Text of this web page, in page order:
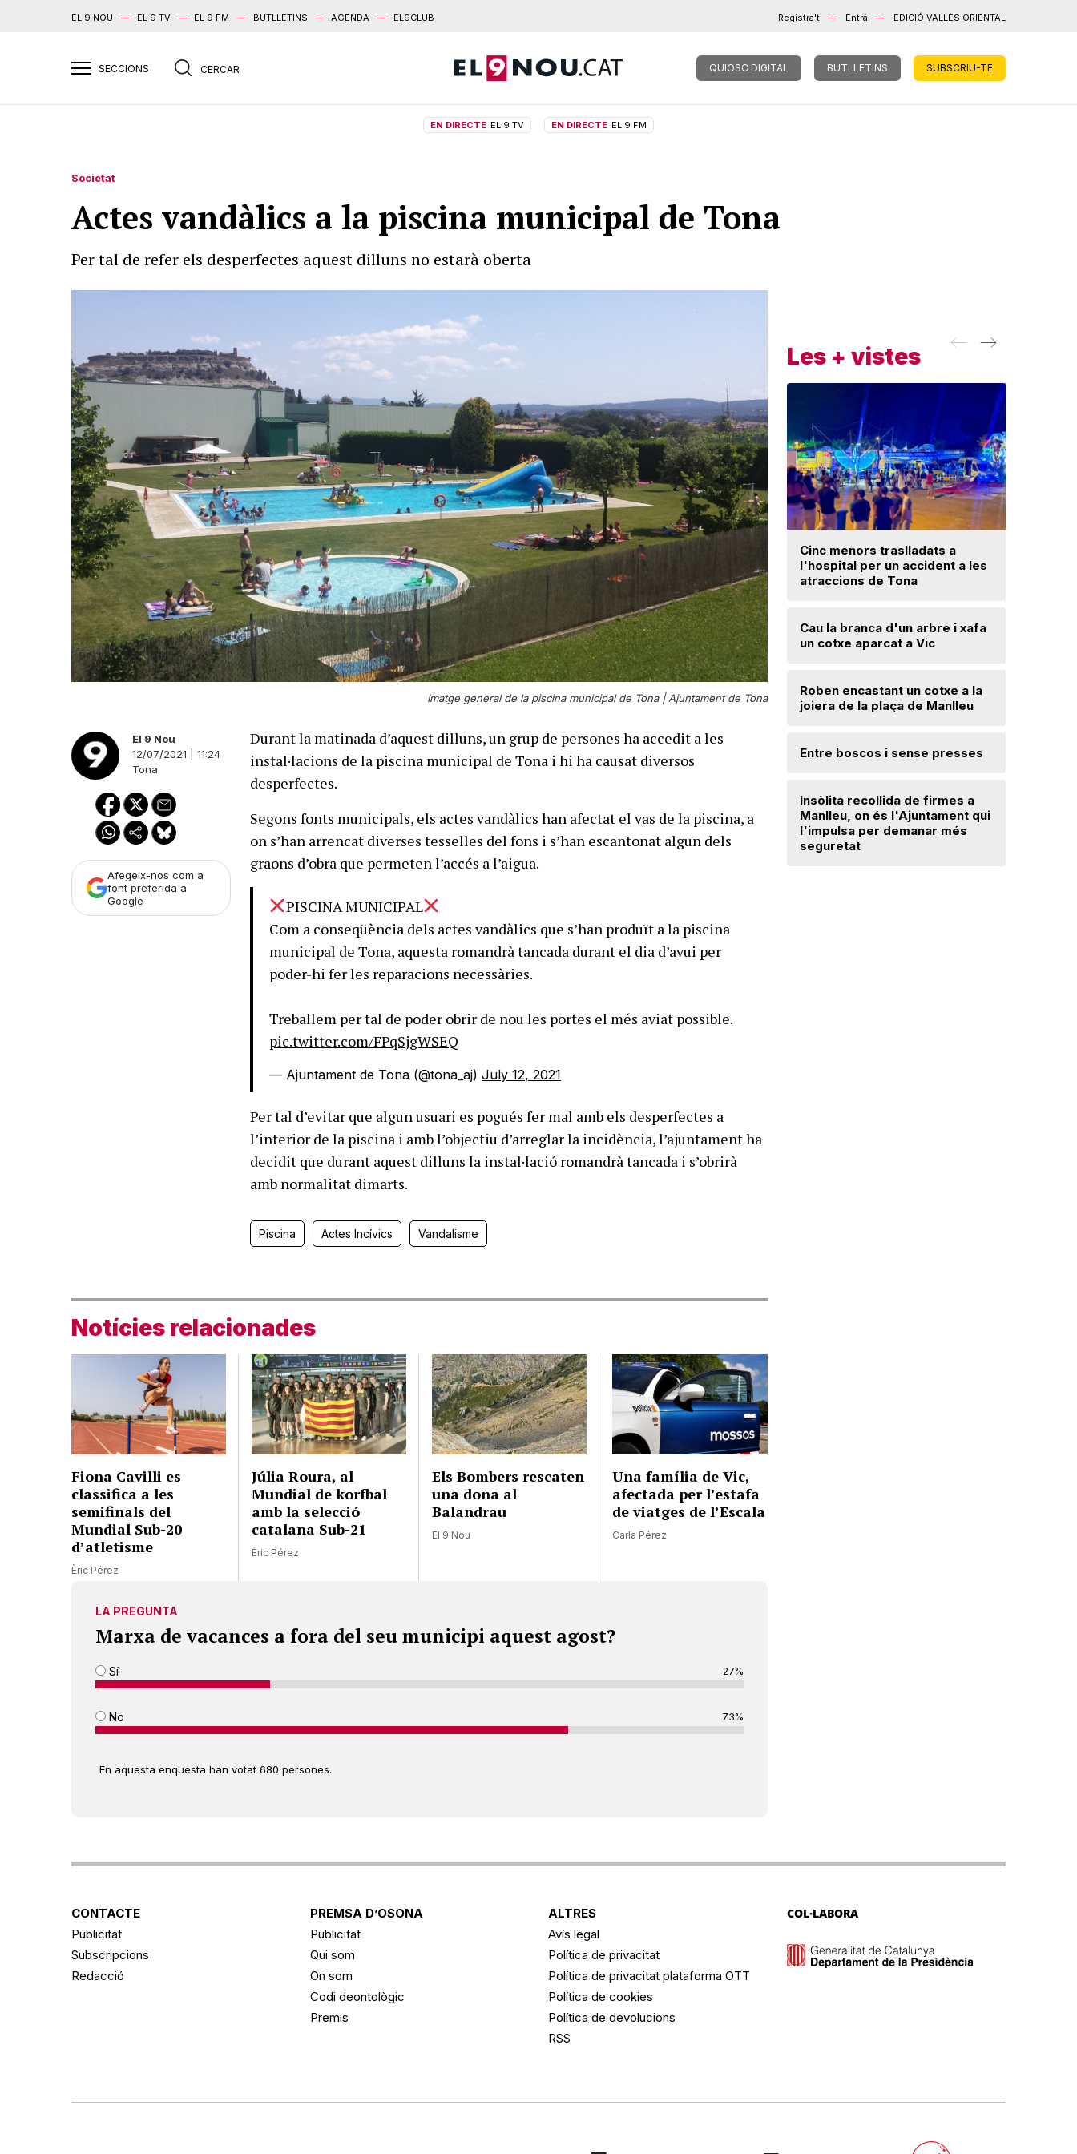
EL 9 NOU EL 9 TV EL 9 FM BUTLLETINS AGENDA EL9CLUB Registra't Entra EDICIÓ VALLÈS ORIENTAL
QUIOSC DIGITAL BUTLLETINS SUBSCRIU-TE
EN DIRECTE EL 9 TV EN DIRECTE EL 9 FM
Societat
Actes vandàlics a la piscina municipal de Tona
Per tal de refer els desperfectes aquest dilluns no estarà oberta
Imatge general de la piscina municipal de Tona |Ajuntament de Tona
El 9 Nou
12/07/2021 | 11:24
Tona
Afegeix-nos com a
font preferida a
Google
Durant la matinada d’aquest dilluns, un grup de persones ha accedit a les
instal·lacions de la piscina municipal de Tona i hi ha causat diversos
desperfectes.
Segons fonts municipals, els actes vandàlics han afectat el vas de la piscina, a
on s’han arrencat diverses tesselles del fons i s’han escantonat algun dels
graons d’obra que permeten l’accés a l’aigua.
PISCINA MUNICIPAL
Com a conseqüència dels actes vandàlics que s’han produït a la piscina
municipal de Tona, aquesta romandrà tancada durant el dia d’avui per
poder-hi fer les reparacions necessàries.
Treballem per tal de poder obrir de nou les portes el més aviat possible.
pic.twitter.com/FPqSjgWSEQ
— Ajuntament de Tona (@tona_aj)July 12, 2021
Per tal d’evitar que algun usuari es pogués fer mal amb els desperfectes a
l’interior de la piscina i amb l’objectiu d’arreglar la incidència, l’ajuntament ha
decidit que durant aquest dilluns la instal·lació romandrà tancada i s’obrirà
amb normalitat dimarts.
Piscina Actes Incívics Vandalisme
Notícies relacionades
Fiona Cavilli es
classifica a les
semifinals del
Mundial Sub-20
d’atletisme
Èric Pérez
Júlia Roura, al
Mundial de korfbal
amb la selecció
catalana Sub-21
Èric Pérez
Els Bombers rescaten
una dona al
Balandrau
El 9 Nou
Una família de Vic,
afectada per l’estafa
de viatges de l’Escala
Carla Pérez
LA PREGUNTA
Marxa de vacances a fora del seu municipi aquest agost?
Sí 27%
No 73%
En aquesta enquesta han votat 680 persones.
Les + vistes
Cinc menors traslladats a
l'hospital per un accident a les
atraccions de Tona
Cau la branca d'un arbre i xafa
un cotxe aparcat a Vic
Roben encastant un cotxe a la
joiera de la plaça de Manlleu
Entre boscos i sense presses
Insòlita recollida de firmes a
Manlleu, on és l'Ajuntament qui
l'impulsa per demanar més
seguretat
CONTACTE
Publicitat
Subscripcions
Redacció
PREMSA D’OSONA
Publicitat
Qui som
On som
Codi deontològic
Premis
ALTRES
Avís legal
Política de privacitat
Política de privacitat plataforma OTT
Política de cookies
Política de devolucions
RSS
COL·LABORA